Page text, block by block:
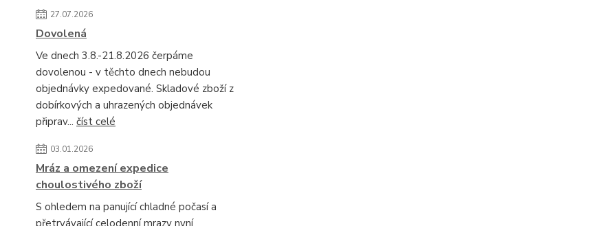
27.07.2026
Dovolená
Ve dnech 3.8.-21.8.2026 čerpáme
dovolenou - v těchto dnech nebudou
objednávky expedované. Skladové zboží z
dobírkových a uhrazených objednávek
připrav... číst celé
03.01.2026
Mráz a omezení expedice
choulostivého zboží
S ohledem na panující chladné počasí a